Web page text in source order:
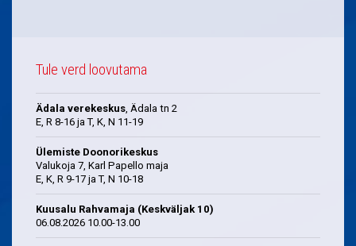
Tule verd loovutama
Ädala verekeskus, Ädala tn 2
E, R 8-16 ja T, K, N 11-19
Ülemiste Doonorikeskus
Valukoja 7, Karl Papello maja
E, K, R 9-17 ja T, N 10-18
Kuusalu Rahvamaja (Keskväljak 10)
06.08.2026 10.00-13.00